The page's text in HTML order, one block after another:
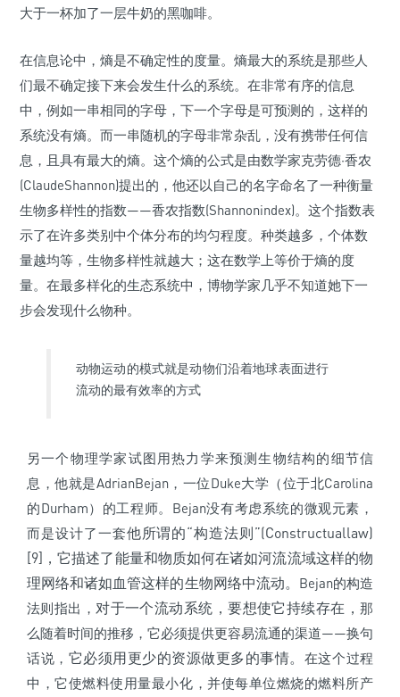
大于一杯加了一层牛奶的黑咖啡。
在信息论中，熵是不确定性的度量。熵最大的系统是那些人
们最不确定接下来会发生什么的系统。在非常有序的信息
中，例如一串相同的字母，下一个字母是可预测的，这样的
系统没有熵。而一串随机的字母非常杂乱，没有携带任何信
息，且具有最大的熵。这个熵的公式是由数学家克劳德·香农
(ClaudeShannon)提出的，他还以自己的名字命名了一种衡量
生物多样性的指数——香农指数(Shannonindex)。这个指数表
示了在许多类别中个体分布的均匀程度。种类越多，个体数
量越均等，生物多样性就越大；这在数学上等价于熵的度
量。在最多样化的生态系统中，博物学家几乎不知道她下一
步会发现什么物种。
动物运动的模式就是动物们沿着地球表面进行
流动的最有效率的方式
另一个物理学家试图用热力学来预测生物结构的细节信
息，他就是AdrianBejan，一位Duke大学（位于北Carolina
的Durham）的工程师。Bejan没有考虑系统的微观元素，
而是设计了一套他所谓的“构造法则”(Constructuallaw)
[9]，它描述了能量和物质如何在诸如河流流域这样的物
理网络和诸如血管这样的生物网络中流动。
Bejan的构造
法则指出， 对于一个流动系统，要想使它持续存在，那
么随着时间的推移，它必须提供更容易流通的渠道——换句
话说， 它必须用更少的资源做更多的事情。 在这个过程
中，它使燃料使用量最小化，并使每单位燃烧的燃料所产